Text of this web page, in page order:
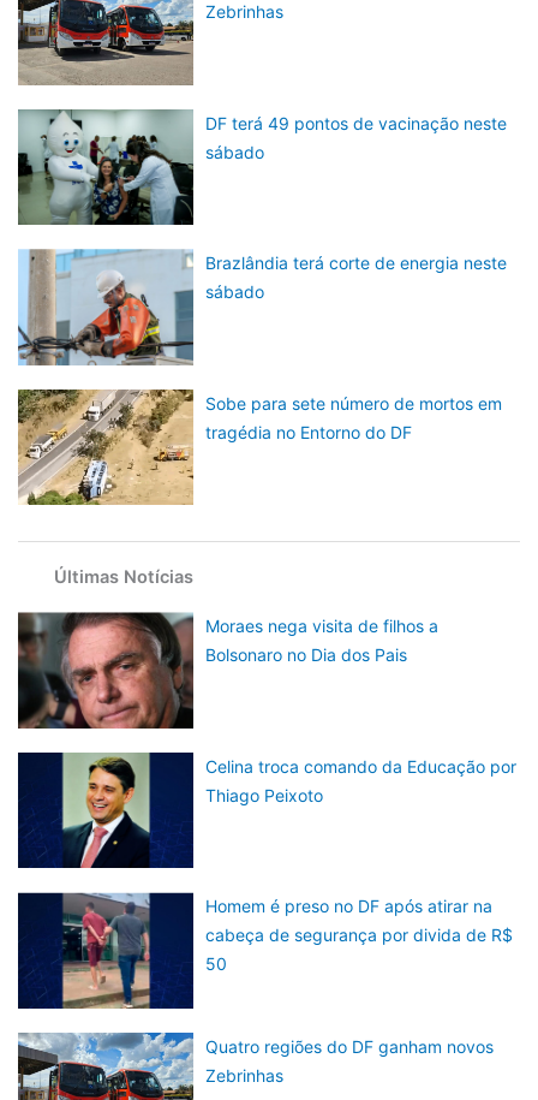
Zebrinhas
DF terá 49 pontos de vacinação neste
sábado
Brazlândia terá corte de energia neste
sábado
Sobe para sete número de mortos em
tragédia no Entorno do DF
Últimas Notícias
Moraes nega visita de filhos a
Bolsonaro no Dia dos Pais
Celina troca comando da Educação por
Thiago Peixoto
Homem é preso no DF após atirar na
cabeça de segurança por divida de R$
50
Quatro regiões do DF ganham novos
Zebrinhas